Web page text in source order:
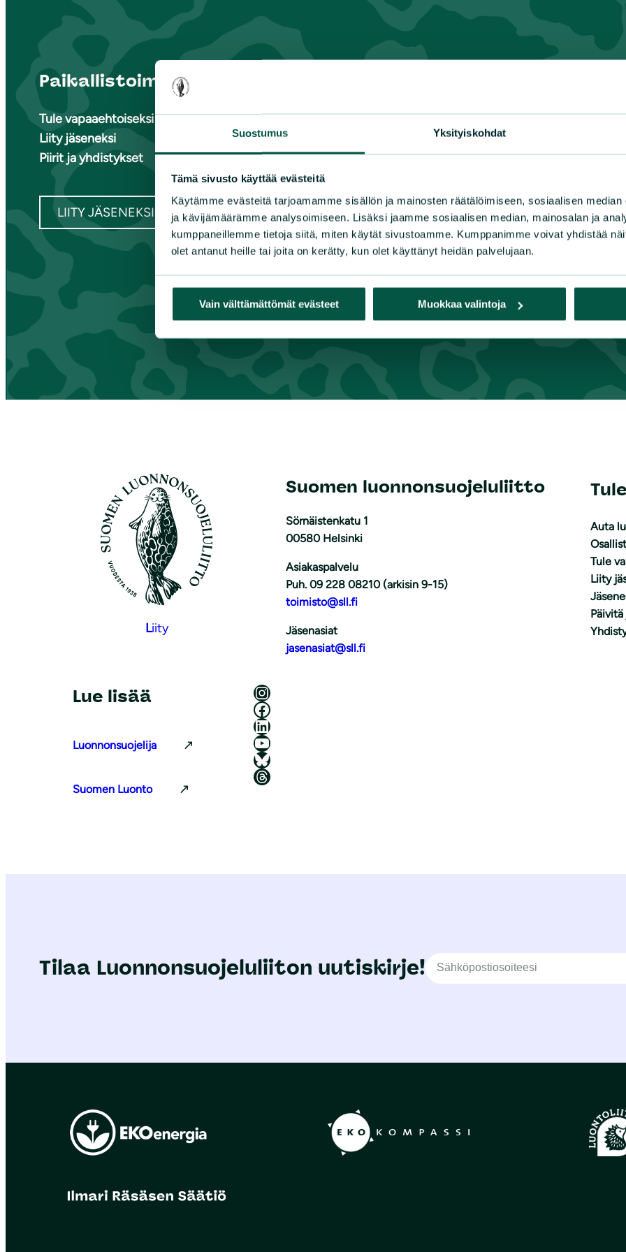
Suostumus Yksityiskohdat
Tämä sivusto käyttää evästeitä
Käytämme evästeitä tarjoamamme sisällön ja mainosten räätälöimiseen, sosiaalisen
ja kävijämäärämme analysoimiseen. Lisäksi jaamme sosiaalisen median, mainosalan ja
kumppaneillemme tietoja siitä, miten käytät sivustoamme. Kumppanimme voivat yhdistää
olet antanut heille tai joita on kerätty, kun olet käyttänyt heidän palvelujaan.
Vain välttämättömät evästeet Muokkaa valintoja
Paikallistoiminta
Tule vapaaehtoiseksi
Liity jäseneksi
Piirit ja yhdistykset
LIITY JÄSENEKSI
Etelä-Häme
Etelä-Savo
Kainuu
Keski-Suomi
Kymenlaakso
Lappi
Pirkanmaa
Pohjois-Karjala
Liity
Suomen luonnonsuojeluliitto
Sörnäistenkatu 1
00580 Helsinki
Asiakaspalvelu
Puh. 09 228 08210 (arkisin 9-15)
toimisto@sll.fi
Jäsenasiat
jasenasiat@sll.fi
Auta
Tule
Liity
Lue lisää
Luonnonsuojelija
Suomen Luonto
Luonnonsuojeluliitto Instagramissa
Luonnonsuojeluliitto Facebookissa
Luonnonsuojeluliitto LinkedInissä
Luonnonsuojeluliiton YouTube-kanava
Luonnonsuojeluliitto Blueskyssa
Luonnonsuojeluliitto Threadsissa
Tilaa Luonnonsuojeluliiton uutiskirje!